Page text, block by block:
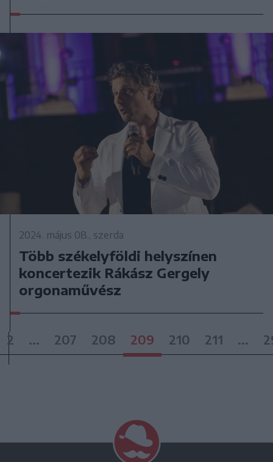
2024. május 08., szerda
Több székelyföldi helyszínen
koncertezik Rákász Gergely
orgonaművész
2 ... 207 208 209 210 211 ...